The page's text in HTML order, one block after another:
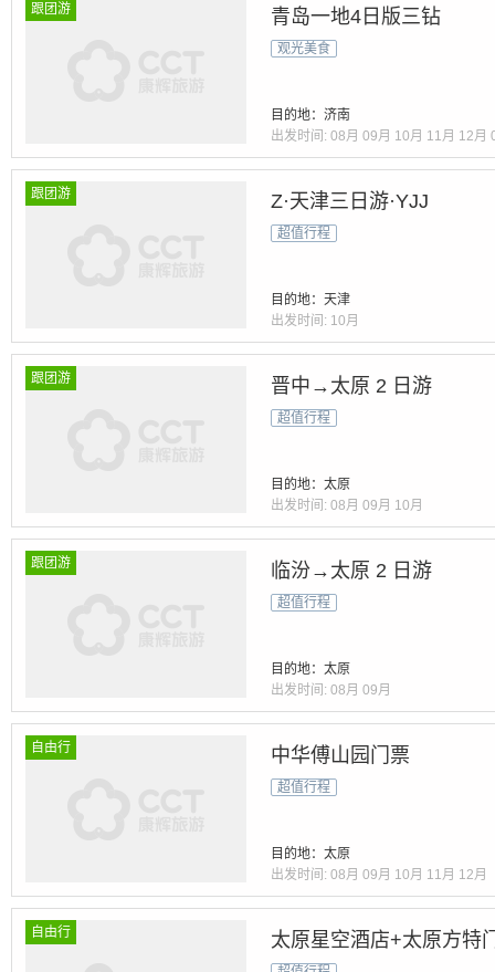
跟团游 青岛一地4日版三钻
观光美食
目的地：济南
出发时间: 08月 09月 10月 11月 12月
跟团游 Z·天津三日游·YJJ
超值行程
目的地：天津
出发时间: 10月
跟团游 晋中→太原 2 日游
超值行程
目的地：太原
出发时间: 08月 09月 10月
跟团游 临汾→太原 2 日游
超值行程
目的地：太原
出发时间: 08月 09月
自由行 中华傅山园门票
超值行程
目的地：太原
出发时间: 08月 09月 10月 11月 12月
自由行 太原星空酒店+太原方特